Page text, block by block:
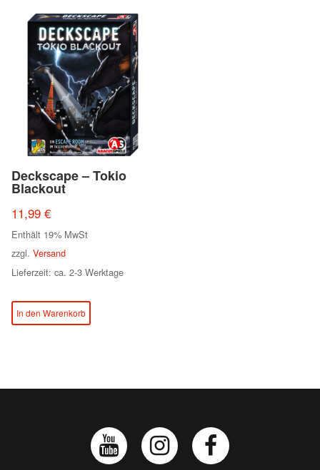
Deckscape – Tokio
Blackout
11,99 €
Enthält 19% MwSt
zzgl. Versand
Lieferzeit: ca. 2-3 Werktage
In den Warenkorb